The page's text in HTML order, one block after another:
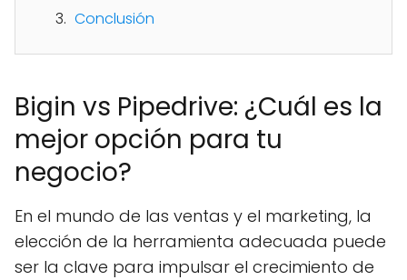
Conclusión
Bigin vs Pipedrive: ¿Cuál es la
mejor opción para tu
negocio?
En el mundo de las ventas y el marketing, la
elección de la herramienta adecuada puede
ser la clave para impulsar el crecimiento de